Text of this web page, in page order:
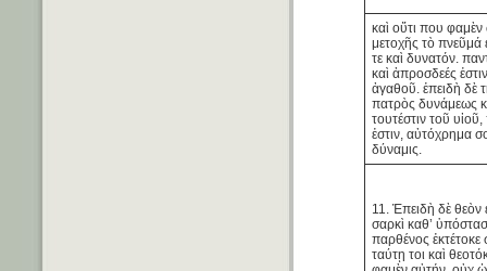
καὶ οὔτι που φαμὲν
μετοχῆς τὸ πνεῦμά
τε καὶ δυνατόν.
καὶ ἀπροσδεές
ἀγαθοῦ. ἐπειδὴ δὲ
πατρὸς δυνάμεως
τουτέστιν τοῦ
ἐστιν, αὐτόχρημα
δύναμις.
11. Ἐπειδὴ δὲ θεὸν
σαρκὶ καθ’
παρθένος ἐκτέτοκε
ταύτῃ τοι καὶ